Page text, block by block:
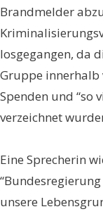
Brandmelder
losgegangen, da
Gruppe innerhalb
Spenden und “so
verzeichnet
Eine Sprecherin
unsere